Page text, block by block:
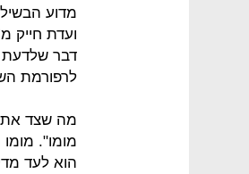
מדוע
דבר שלדעת
לרפורמת
מה שצד את
מומו".
הוא לעד